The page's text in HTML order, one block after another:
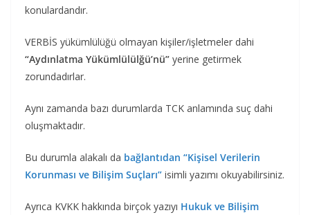
konulardandır.
VERBİS yükümlülüğü olmayan kişiler/işletmeler dahi
“Aydınlatma Yükümlülülğü’nü” yerine getirmek
zorundadırlar.
Aynı zamanda bazı durumlarda TCK anlamında suç dahi
oluşmaktadır.
Bu durumla alakalı da bağlantıdan “Kişisel Verilerin
Korunması ve Bilişim Suçları” isimli yazımı okuyabilirsiniz.
Ayrıca KVKK hakkında birçok yazıyı Hukuk ve Bilişim